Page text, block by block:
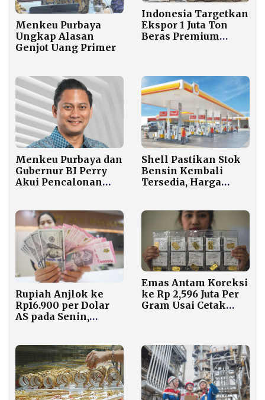
Menkeu Purbaya
Ungkap Alasan
Genjot Uang Primer
Indonesia Targetkan
Ekspor 1 Juta Ton
Beras Premium
Menkeu Purbaya dan
Gubernur BI Perry
Akui Pencalonan
Shell Pastikan Stok
Bensin Kembali
Tersedia, Harga
Rupiah Anjlok ke
Rp16.900 per Dolar
AS pada Senin,
Ketidakpastian
Kebijakan The Fed
Emas Antam Koreksi
ke Rp 2,596 Juta Per
Gram Usai Cetak